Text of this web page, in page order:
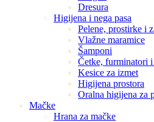
Dresura
Higijena i nega pasa
Pelene, prostirke i
Vlažne maramice
Šamponi
Četke, furminatori i
Kesice za izmet
Higijena prostora
Oralna higijena za
Mačke
Hrana za mačke